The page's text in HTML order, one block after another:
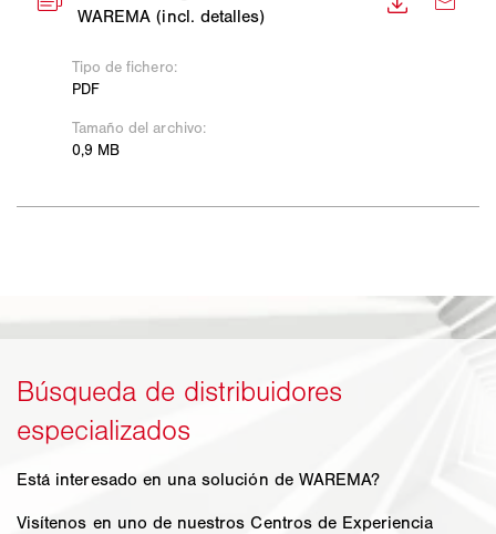
Está interesado en una solución de WAREMA?
Visítenos en uno de nuestros Centros de Experiencia